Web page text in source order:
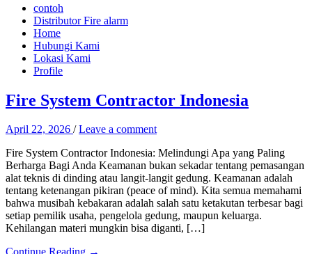
contoh
Distributor Fire alarm
Home
Hubungi Kami
Lokasi Kami
Profile
Fire System Contractor Indonesia
April 22, 2026 /Leave a comment
Fire System Contractor Indonesia: Melindungi Apa yang Paling
Berharga Bagi Anda Keamanan bukan sekadar tentang pemasangan
alat teknis di dinding atau langit-langit gedung. Keamanan adalah
tentang ketenangan pikiran (peace of mind). Kita semua memahami
bahwa musibah kebakaran adalah salah satu ketakutan terbesar bagi
setiap pemilik usaha, pengelola gedung, maupun keluarga.
Kehilangan materi mungkin bisa diganti, […]